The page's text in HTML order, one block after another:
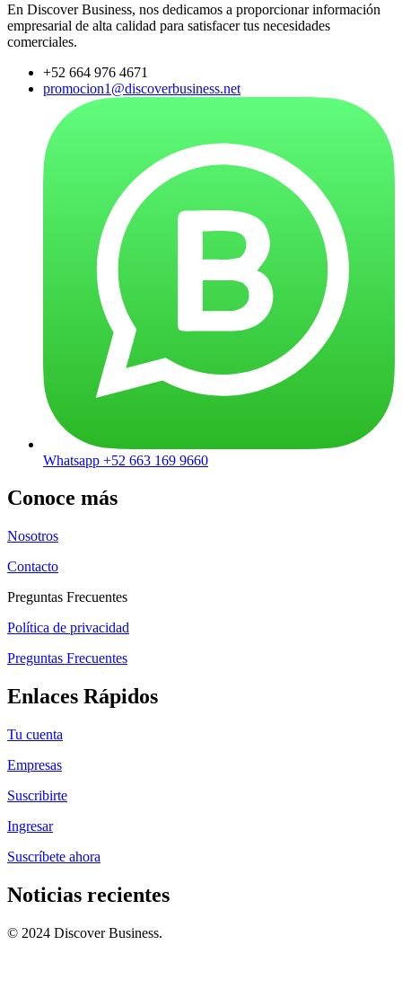
En Discover Business, nos dedicamos a proporcionar información
empresarial de alta calidad para satisfacer tus necesidades
comerciales.
+52 664 976 4671
promocion1@discoverbusiness.net
Whatsapp +52 663 169 9660
Conoce más
Nosotros
Contacto
Preguntas Frecuentes
Política de privacidad
Preguntas Frecuentes
Enlaces Rápidos
Tu cuenta
Empresas
Suscribirte
Ingresar
Suscríbete ahora
Noticias recientes
© 2024 Discover Business.